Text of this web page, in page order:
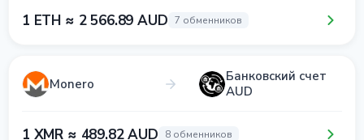
1 ETH ≈ 2 566.89 AUD 7 обменников
Monero
Банковский счет
AUD
1 XMR ≈ 489.82 AUD 8 обменников